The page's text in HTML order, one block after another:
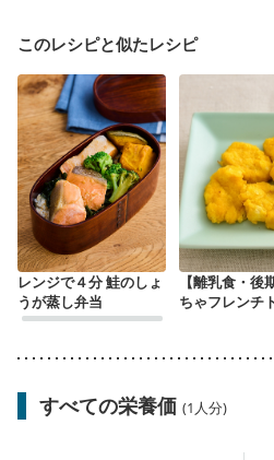
このレシピと似たレシピ
レンジで４分 鮭のしょ
うが蒸し弁当
【離乳食・後
ちゃフレンチ
すべての栄養価 (1人分)